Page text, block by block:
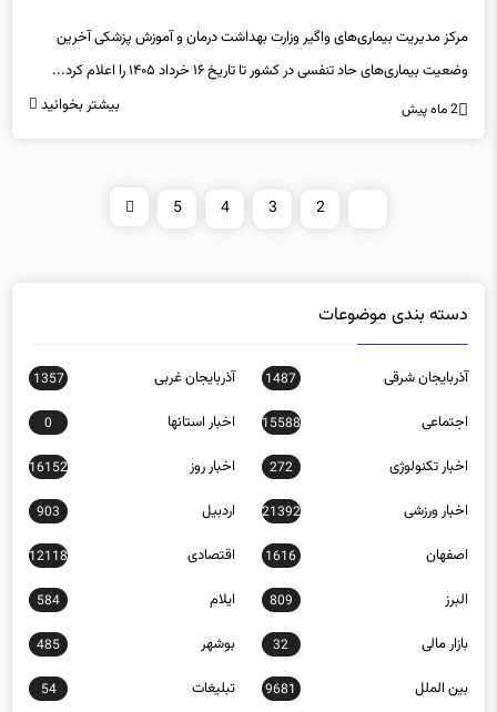
وضعیت بیماری‌های حاد تنفسی در کشور تا تاریخ ۱۶ خرداد ۱۴۰۵ را اعلام کرد...
2 ماه پیش بیشتر بخوانید
آذربایجان شرقی
اجتماعی 15588 اخبار استانها 0
اخبار تکنولوژی 272 اخبار روز 16152
اخبار ورزشی 21392 اردبیل 903
اصفهان 1616 اقتصادی 12118
البرز 809
584
بازار مالی 32 بوشهر 485
بین الملل 9681 تبلیغات 54
تهران 757 چند رسانه ای 0